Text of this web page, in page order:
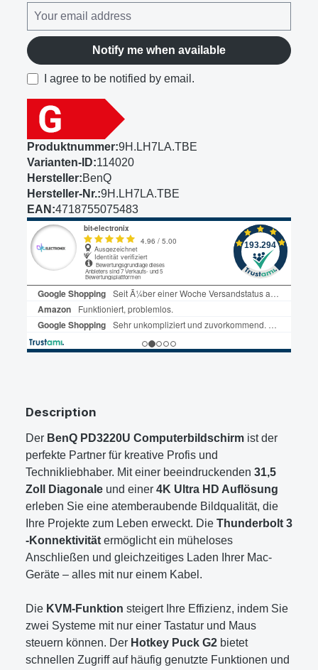
Notify me when available
I agree to be notified by email.
Produktnummer:9H.LH7LA.TBE
Varianten-ID:114020
Hersteller:BenQ
Hersteller-Nr.:9H.LH7LA.TBE
EAN:4718755075483
Description
Der BenQ PD3220U Computerbildschirm ist der
perfekte Partner für kreative Profis und
Technikliebhaber. Mit einer beeindruckenden 31,5
Zoll Diagonale und einer 4K Ultra HD Auflösung
erleben Sie eine atemberaubende Bildqualität, die
Ihre Projekte zum Leben erweckt. Die Thunderbolt 3
-Konnektivität ermöglicht ein müheloses
Anschließen und gleichzeitiges Laden Ihrer Mac-
Geräte – alles mit nur einem Kabel.
Die KVM-Funktion steigert Ihre Effizienz, indem Sie
zwei Systeme mit nur einer Tastatur und Maus
steuern können. Der Hotkey Puck G2 bietet
schnellen Zugriff auf häufig genutzte Funktionen und